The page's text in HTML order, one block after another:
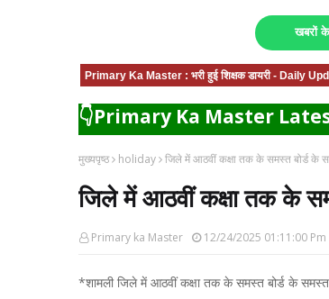
खबरों
Primary Ka Master : भरी हुई शिक्षक डायरी - Daily
👇Primary Ka Master
मुख्यपृष्ठ holiday जिले में आठवीं कक्षा तक के समस्त बोर्ड के
जिले में आठवीं कक्षा तक के
Primary ka Master 12/24/2025 01:11:00 Pm
*शामली जिले में आठवीं कक्षा तक के समस्त बोर्ड के